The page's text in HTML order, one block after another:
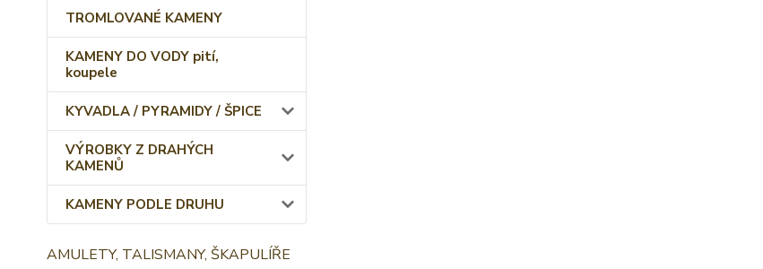
TROMLOVANÉ KAMENY
KAMENY DO VODY pití,
koupele
KYVADLA / PYRAMIDY / ŠPICE
VÝROBKY Z DRAHÝCH
KAMENŮ
KAMENY PODLE DRUHU
AMULETY, TALISMANY, ŠKAPULÍŘE